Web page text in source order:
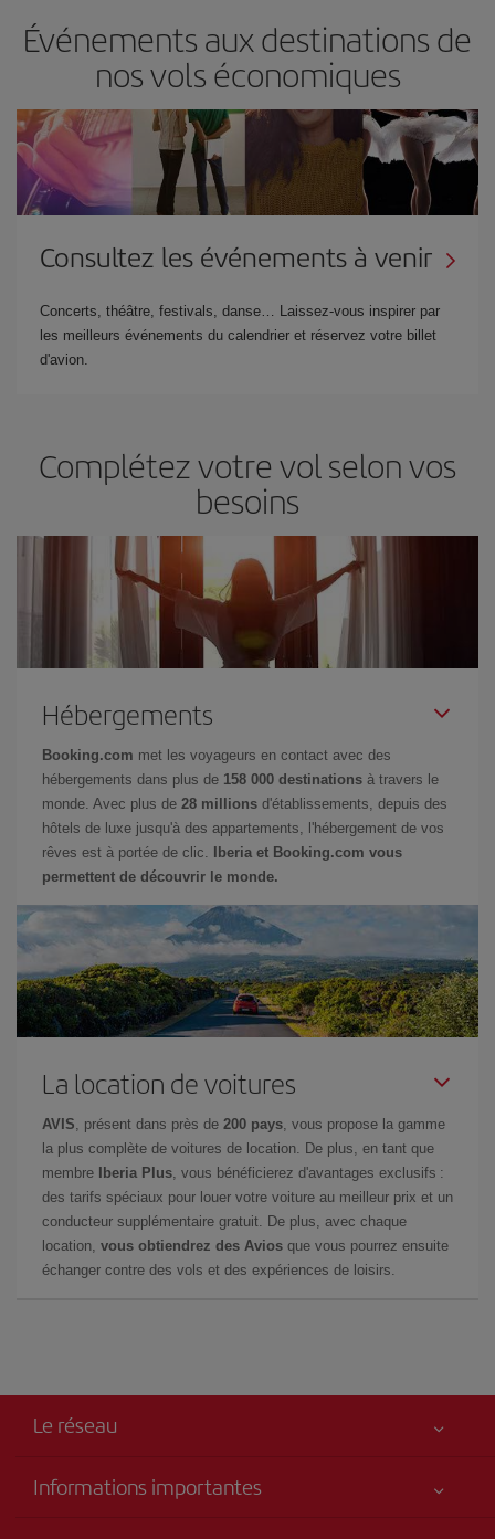
Événements aux destinations de
nos vols économiques
Consultez les événements à venir
Concerts, théâtre, festivals, danse… Laissez-vous inspirer par
les meilleurs événements du calendrier et réservez votre billet
d'avion.
Complétez votre vol selon vos
besoins
Hébergements
Booking.com met les voyageurs en contact avec des
hébergements dans plus de 158 000 destinations à travers le
monde. Avec plus de 28 millions d'établissements, depuis des
hôtels de luxe jusqu'à des appartements, l'hébergement de vos
rêves est à portée de clic.
Iberia et Booking.com vous
permettent de découvrir le monde.
La location de voitures
AVIS , présent dans près de 200 pays , vous propose la gamme
la plus complète de voitures de location. De plus, en tant que
membre
Iberia Plus , vous bénéficierez d'avantages exclusifs :
des tarifs spéciaux pour louer votre voiture au meilleur prix et un
conducteur supplémentaire gratuit. De plus, avec chaque
location, vous obtiendrez des Avios que vous pourrez ensuite
échanger contre des vols et des expériences de loisirs.
Le réseau
Informations importantes